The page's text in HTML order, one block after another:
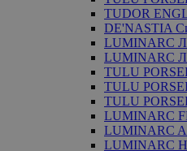
TUDOR
DE'NASTIA
LUMINARC
LUMINARC
TULU
TULU
TULU
LUMINARC
LUMINARC
LUMINARC